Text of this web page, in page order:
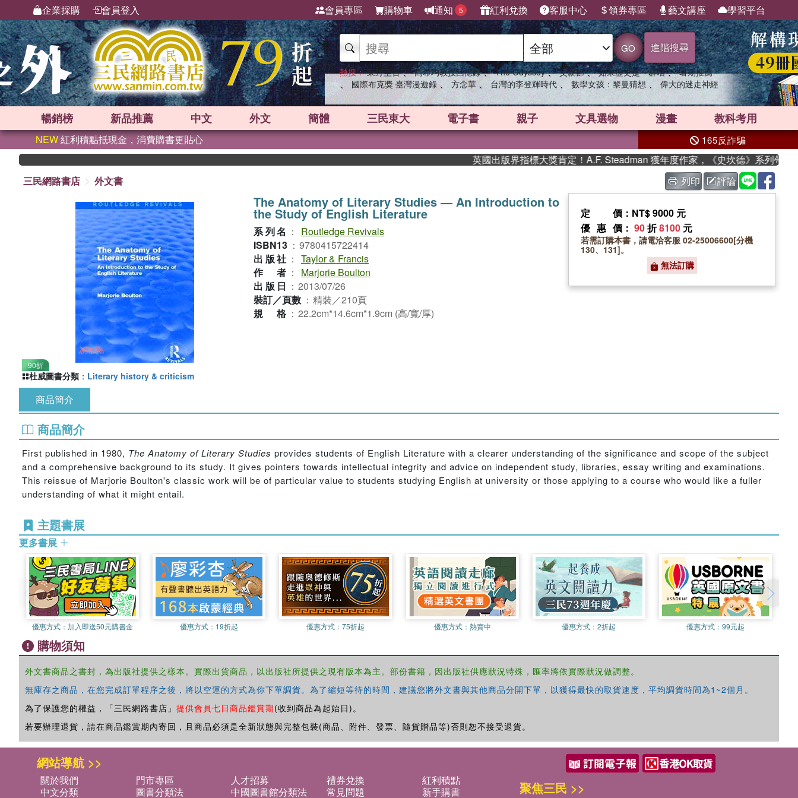
企業採購 會員登入 會員專區 購物車 通知 5 紅利兌換 客服中心 領券專區 藝文講座 學習平台
GO 進階搜尋
熱搜： 東野圭吾 、 高希均教授回憶錄 、 The Odyssey 、 父親節 、 如果歷史是一群喵 、 暑期推薦
、 國際布克獎 臺灣漫遊錄 、 方念華 、 台灣的李登輝時代 、 數學女孩：黎曼猜想 、 偉大的迷走神經
暢銷榜 新品推薦 中文 外文 簡體 三民東大 電子書 親子 文具選物 漫畫 教科考用
NEW紅利積點抵現金，消費購書更貼心 165反詐騙
英國出版界指標大獎肯定！A.F. Steadman 獲年度作家，《史坎德》系列帶你踏上
三民網路書店
外文書 列印 評論
90折
The Anatomy of Literary Studies ― An Introduction to
the Study of English Literature
系列名 ：
Routledge Revivals
ISBN13 ： 9780415722414
出版社 ： Taylor & Francis
作者 ：
Marjorie Boulton
出版日 ： 2013/07/26
裝訂／頁數 ： 精裝／210頁
規格 ： 22.2cm*14.6cm*1.9cm (高/寬/厚)
定價 ：NT$ 9000 元
優惠價 ： 90折8100 元
若需訂購本書，請電洽客服 02-25006600[分機
130、131]。
無法訂購
杜威圖書分類 ： Literary history & criticism
商品簡介
商品簡介
First published in 1980, The Anatomy of Literary Studies provides students of English Literature with a clearer understanding of the significance and scope of the subject
and a comprehensive background to its study. It gives pointers towards intellectual integrity and advice on independent study, libraries, essay writing and examinations.
This reissue of Marjorie Boulton's classic work will be of particular value to students studying English at university or those applying to a course who would like a fuller
understanding of what it might entail.
主題書展
更多書展
優惠方式： 加入即送50元購書金 優惠方式： 19折起 優惠方式：75折起 優惠方式： 熱賣中 優惠方式：2折起 優惠方式：99元起
購物須知
外文書商品之書封，為出版社提供之樣本。實際出貨商品，以出版社所提供之現有版本為主。部份書籍，因出版社供應狀況特殊，匯率將依實際狀況做調整。
無庫存之商品，在您完成訂單程序之後，將以空運的方式為你下單調貨。為了縮短等待的時間，建議您將外文書與其他商品分開下單，以獲得最快的取貨速度，平均調貨時間為1~2個月。
為了保護您的權益，「三民網路書店」 提供會員七日商品鑑賞期(收到商品為起始日)。
若要辦理退貨，請在商品鑑賞期內寄回，且商品必須是全新狀態與完整包裝(商品、附件、發票、隨貨贈品等)否則恕不接受退貨。
網站導航 >>
關於我們 門市專區 人才招募 禮券兌換
紅利積點
中文分類
圖書分類法 中國圖書館分類法 常見問題
新手購書
聚焦三民 >>